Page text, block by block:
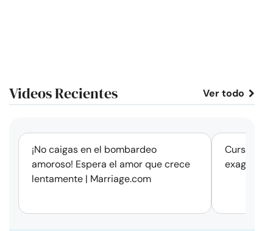
Videos Recientes Ver todo
¡No caigas en el bombardeo
amoroso! Espera el amor que crece
lentamente | Marriage.com
Cursos